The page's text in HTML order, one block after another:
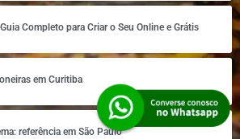
Completo para Criar o Seu Online e Grátis
em Curitiba
referência em São Paulo